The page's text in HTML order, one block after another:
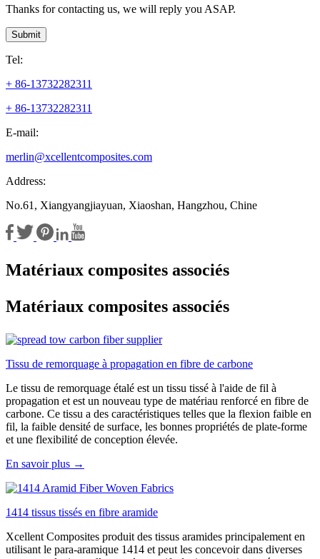
Thanks for contacting us, we will reply you ASAP.
Submit
Tel:
+ 86-13732282311
+ 86-13732282311
E-mail:
merlin@xcellentcomposites.com
Address:
No.61, Xiangyangjiayuan, Xiaoshan, Hangzhou, Chine
Matériaux composites associés
Matériaux composites associés
Tissu de remorquage à propagation en fibre de carbone
Le tissu de remorquage étalé est un tissu tissé à l'aide de fil à
propagation et est un nouveau type de matériau renforcé en fibre de
carbone. Ce tissu a des caractéristiques telles que la flexion faible en
fil, la faible densité de surface, les bonnes propriétés de plate-forme
et une flexibilité de conception élevée.
En savoir plus →
1414 tissus tissés en fibre aramide
Xcellent Composites produit des tissus aramides principalement en
utilisant le para-aramique 1414 et peut les concevoir dans diverses